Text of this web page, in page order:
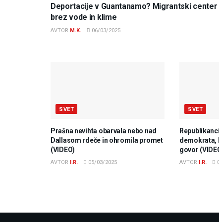
Deportacije v Guantanamo? Migrantski center
brez vode in klime
AVTOR M.K. 06/03/2025
SVET
Prašna nevihta obarvala nebo nad
Dallasom rdeče in ohromila promet
(VIDEO)
AVTOR I.R. 05/03/2025
SVET
demokrata,
govor
AVTOR I.R.